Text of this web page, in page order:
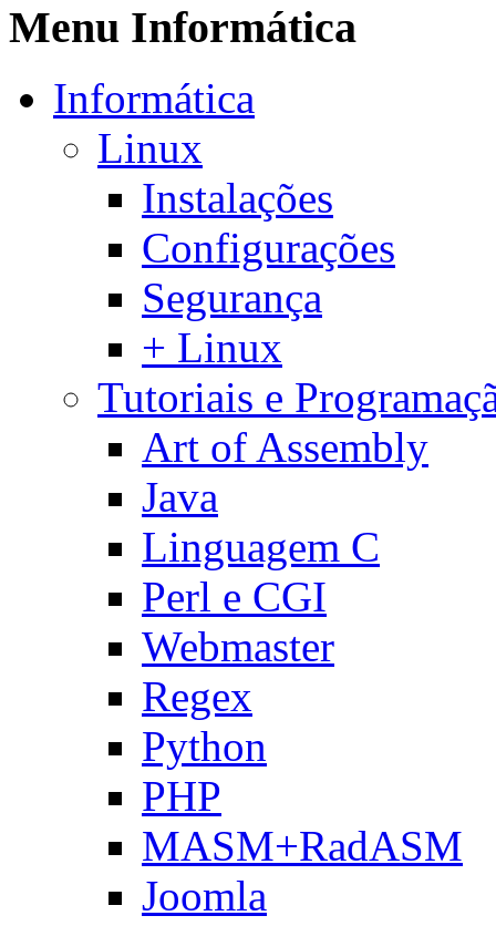
Menu Informática
Informática
Linux
Instalações
Configurações
Segurança
+ Linux
Tutoriais e
Art of Assembly
Java
Linguagem C
Perl e CGI
Webmaster
Regex
Python
PHP
MASM+RadASM
Joomla